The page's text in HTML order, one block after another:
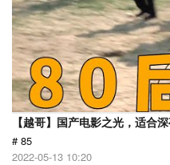
【越哥】国产电影之光，适合
# 85
2022-05-13 10:20